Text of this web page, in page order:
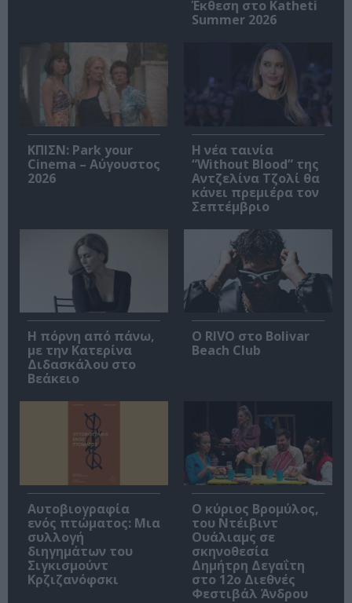
Έκθεση στο Katheti
Summer 2026
ΚΠΙΣΝ: Park your
Cinema – Αύγουστος
2026
Η νέα ταινία
“Without Blood” της
Αντζελίνα Τζολί θα
κάνει πρεμιέρα τον
Σεπτέμβριο
Η πόρνη από πάνω,
με την Κατερίνα
Διδασκάλου στο
Βεάκειο
Ο RIVO στο Bolivar
Beach Club
Αυτοβιογραφία
ενός πτώματος: Μια
συλλογή
διηγημάτων του
Σιγκισμούντ
Κρζιζανόφσκι
O κύριος Βρομύλος,
του Ντέιβιντ
Ουάλιαμς σε
σκηνοθεσία
Δημήτρη Δεγαΐτη
στο 12ο Διεθνές
Φεστιβάλ Άνδρου